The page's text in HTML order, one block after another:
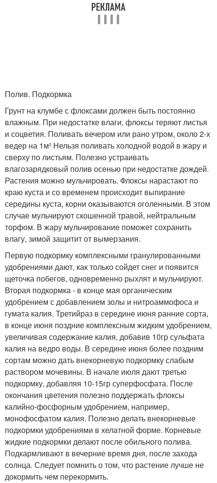
Полив. Подкормка
Грунт на клумбе с флоксами должен быть постоянно
влажным. При недостатке влаги, флоксы теряют листья
и соцветия. Поливать вечером или рано утром, около 2-х
ведер на 1м² Нельзя поливать холодной водой в жару и
сверху по листьям. Полезно устраивать
влагозарядковый полив осенью при недостатке дождей.
Растения можно мульчировать. Флоксы нарастают по
краю куста и со временем происходит выпирание
середины куста, корни оказываются оголенными. В этом
случае мульчируют скошенной травой, нейтральным
торфом. В жару мульчирование поможет сохранить
влагу, зимой защитит от вымерзания.
Первую подкормку комплексными гранулированными
удобрениями дают, как только сойдет снег и появится
щеточка побегов, одновременно рыхлят и мульчируют.
Вторая подкормка - в конце мая органическим
удобрением с добавлением золы и нитроаммофоса и
гумата калия. Третийраз в середине июня ранние сорта,
в конце июня поздние комплексным жидким удобрением,
увеличивая содержание калия, добавив 10гр сульфата
калия на ведро воды. В середине июня более поздним
сортам можно дать внекорневую подкормку слабым
раствором мочевины. В начале июля дают третью
подкормку, добавляя 10-15гр суперфосфата. После
окончания цветения полезно поддержать флоксы
калийно-фосфорным удобрением, например,
монофосфатом калия. Полезно делать внекорневые
подкормки удобрениями в хелатной форме. Корневые
жидкие подкормки делают после обильного полива.
Подкармливают в вечерние время дня, после захода
солнца. Следует помнить о том, что растение лучше не
докормить чем перекормить.